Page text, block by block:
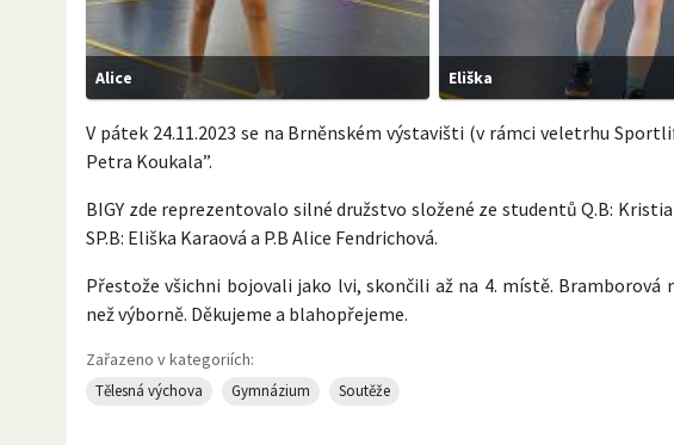
Alice Eliška
V pátek 24.11.2023 se na Brněnském výstavišti (v rámci veletrhu
Petra Koukala”.
BIGY zde reprezentovalo silné družstvo složené ze studentů Q.B:
SP.B: Eliška Karaová a P.B Alice Fendrichová.
Přestože všichni bojovali jako lvi, skončili až na 4. místě.
než výborně. Děkujeme a blahopřejeme.
Zařazeno v kategoriích:
Tělesná výchova Gymnázium Soutěže